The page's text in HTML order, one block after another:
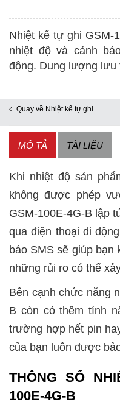
100E-
4G-
B
tự
ghi-
cảnh
Nhiệt kế tự ghi GSM-
nhiệt độ và cảnh
động. Dung lượng lưu
Quay về Nhiệt kế tự ghi
MÔ TẢ TÀI LIỆU
Khi nhiệt độ sản
không được phép
GSM-100E-4G-B lập
qua điện thoại di
báo SMS sẽ giúp bạn
những rủi ro có thể
Bên cạnh chức năng
B còn có thêm tính
trường hợp hết pin
của bạn luôn được
THÔNG SỐ
100E-4G-B